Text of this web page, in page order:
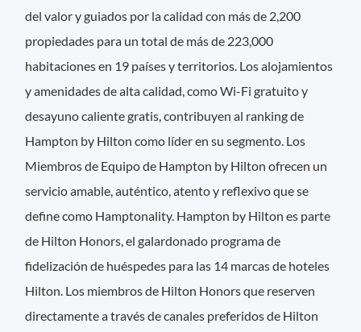
del valor y guiados por la calidad con más de 2,200
propiedades para un total de más de 223,000
habitaciones en 19 países y territorios. Los alojamientos
y amenidades de alta calidad, como Wi-Fi gratuito y
desayuno caliente gratis, contribuyen al ranking de
Hampton by Hilton como líder en su segmento. Los
Miembros de Equipo de Hampton by Hilton ofrecen un
servicio amable, auténtico, atento y reflexivo que se
define como Hamptonality. Hampton by Hilton es parte
de Hilton Honors, el galardonado programa de
fidelización de huéspedes para las 14 marcas de hoteles
Hilton. Los miembros de Hilton Honors que reserven
directamente a través de canales preferidos de Hilton